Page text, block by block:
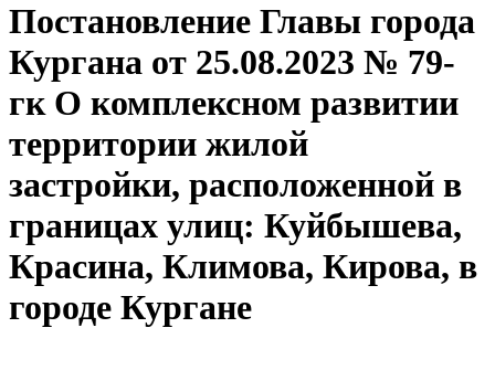
Постановление Главы города
Кургана от 25.08.2023 № 79-
гк О комплексном развитии
территории жилой
застройки, расположенной в
границах улиц: Куйбышева,
Красина, Климова, Кирова, в
городе Кургане